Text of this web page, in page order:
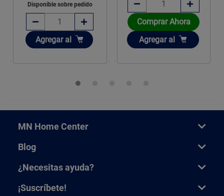
Disponible sobre pedido
Añadir
Agregar al
Comprar Ahora
Añadir
Agregar al
MN Home Center
Blog
¿Necesitas ayuda?
¡Suscríbete!